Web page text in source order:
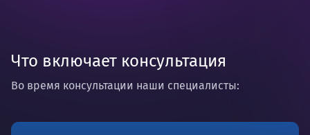
Что включает консультация
Во время консультации наши специалисты: